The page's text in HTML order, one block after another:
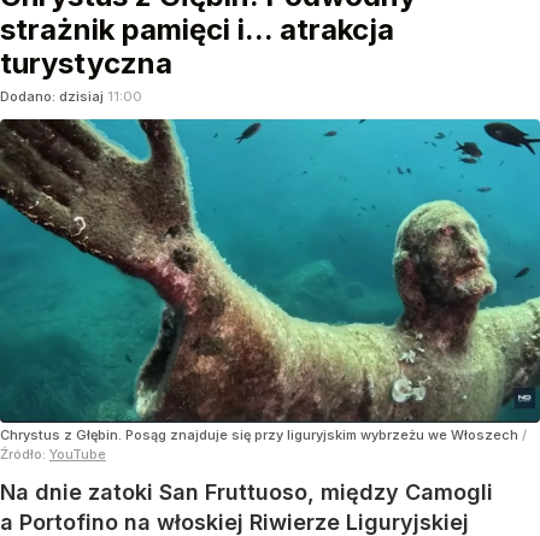
strażnik pamięci i... atrakcja
turystyczna
Dodano: dzisiaj 11:00
Chrystus z Głębin. Posąg znajduje się przy liguryjskim wybrzeżu we Włoszech /
Źródło: YouTube
Na dnie zatoki San Fruttuoso, między Camogli
a Portofino na włoskiej Riwierze Liguryjskiej